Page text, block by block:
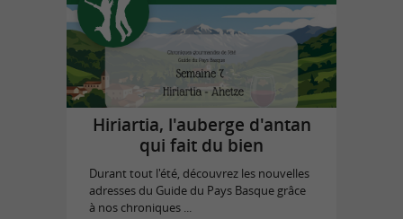
Hiriartia, l'auberge d'antan
qui fait du bien
Durant tout l'été, découvrez les nouvelles
adresses du Guide du Pays Basque grâce
à nos chroniques ...